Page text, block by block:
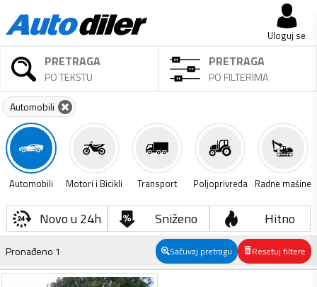
Uloguj se
PRETRAGA
PO TEKSTU
PRETRAGA
PO FILTERIMA
Automobili
Automobili Motori i Bicikli Transport Poljoprivreda Radne mašine
Novo u 24h Sniženo Hitno
Pronađeno 1 Sačuvaj pretragu Resetuj filtere